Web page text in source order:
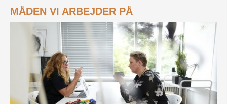
MÅDEN VI ARBEJDER PÅ